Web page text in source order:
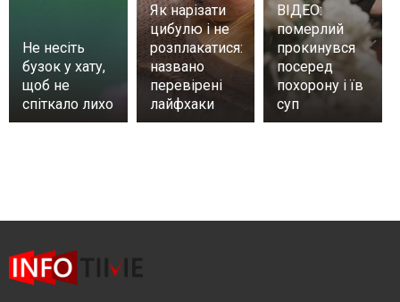
Не несіть
бузок у хату,
щоб не
спіткало лихо
Як нарізати
цибулю і не
розплакатися:
названо
перевірені
лайфхаки
ВІДЕО:
померлий
прокинувся
посеред
похорону і їв
суп